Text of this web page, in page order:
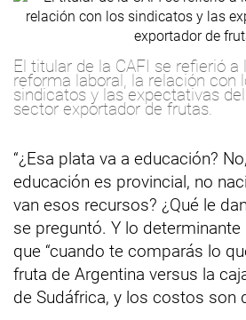
El titular de la CAFI se refierió a
reforma laboral, la relación con
sindicatos y las expectativas del
sector exportador de frutas.
“¿Esa plata va a educación?
educación es provincial, no
van esos recursos? ¿Qué le
se preguntó. Y lo determinante
que “cuando te comparás lo
fruta de Argentina versus la
de Sudáfrica, y los costos son